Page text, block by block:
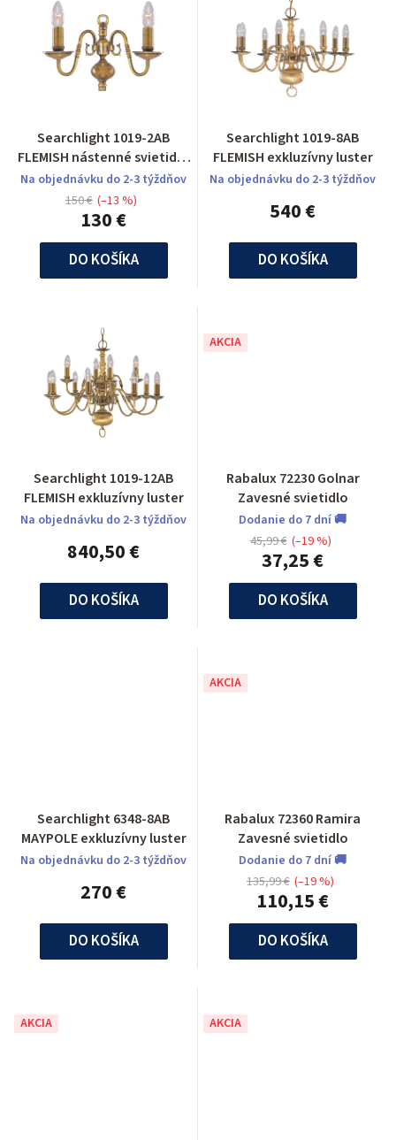
Searchlight 1019-2AB
FLEMISH nástenné svietidlo
2 ramenné
Na objednávku do 2-3 týždňov
130 €
150 € (–13 %)
DO KOŠÍKA
Searchlight 1019-8AB
FLEMISH exkluzívny luster
Na objednávku do 2-3 týždňov
540 €
DO KOŠÍKA
Searchlight 1019-12AB
FLEMISH exkluzívny luster
Na objednávku do 2-3 týždňov
840,50 €
DO KOŠÍKA
AKCIA
Rabalux 72230 Golnar
Zavesné svietidlo
Dodanie do 7 dní 🚚
37,25 €
45,99 € (–19 %)
DO KOŠÍKA
Searchlight 6348-8AB
MAYPOLE exkluzívny luster
Na objednávku do 2-3 týždňov
270 €
DO KOŠÍKA
AKCIA
Rabalux 72360 Ramira
Zavesné svietidlo
Dodanie do 7 dní 🚚
110,15 €
135,99 € (–19 %)
DO KOŠÍKA
AKCIA AKCIA